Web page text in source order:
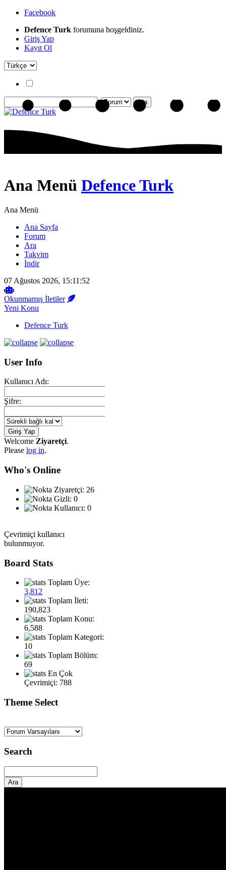
Facebook
Defence Turk forumuna hoşgeldiniz.
Giriş Yap
Kayıt Ol
Ana Menü Defence Turk
Ana Menü
Ana Sayfa
Forum
Ara
Takvim
İndir
07 Ağustos 2026, 15:11:52
Okunmamış İletiler
Yeni Konu
Defence Turk
User Info
Kullanıcı Adı:
Şifre:
Welcome Ziyaretçi.
Please log in.
Who's Online
Ziyaretçi: 26
Gizli: 0
Kullanıcı: 0
Çevrimiçi kullanıcı
bulunmuyor.
Board Stats
Toplam Üye:
3,812
Toplam İleti:
190,823
Toplam Konu:
6,588
Toplam Kategori:
10
Toplam Bölüm:
69
En Çok
Çevrimiçi: 788
Theme Select
Search